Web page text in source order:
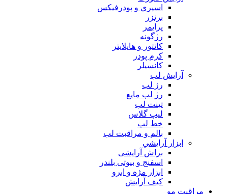
اسپري و پودرفيكس
برنزر
پرايمر
رژگونه
كانتور و هايلايتر
كرم پودر
كانسيلر
آرايش لب
رژ لب
رژ لب مایع
تینت لب
لیپ گلاس
خط لب
بالم و مراقبت لب
ابزار آرايشي
براش آرایشی
اسفنج و بیوتی بلندر
ابزار مژه و ابرو
کیف آرایش
مراقبت مو